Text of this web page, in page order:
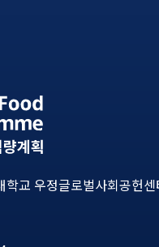
학교 우정글로벌사회공헌